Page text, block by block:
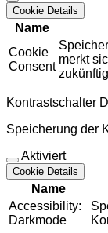
Cookie Details
Name
Cookie
Consent
merkt
Kontrastschalter
Speicherung der
Aktiviert
Cookie Details
Name
Accessibility:
Darkmode